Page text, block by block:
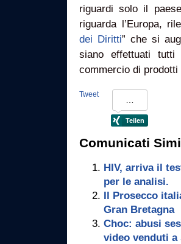
riguardi solo il
riguarda l’Europa,
dei Diritti” che si
siano effettuati
commercio di
Tweet
Comunicati
HIV, arriva il
per le analisi.
Il Prosecco
Gran Bretagna
Choc: abusi
video venduti